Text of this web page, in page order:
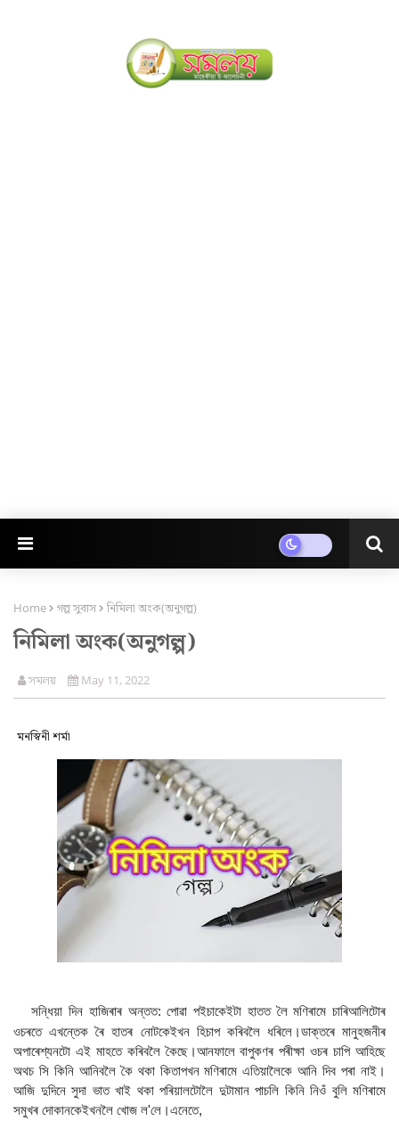
Home গল্প সুবাস নিমিলা অংক(অনুগল্প)
নিমিলা অংক(অনুগল্প)
সমলয় May 11, 2022
মনস্বিনী শৰ্মা
সন্ধিয়া দিন হাজিৰাৰ অন্তত: পোৱা পইচাকেইটা হাতত লৈ মণিৰামে চাৰিআলিটোৰ
ওচৰতে এখন্তেক ৰৈ হাতৰ নোটকেইখন হিচাপ কৰিবলৈ ধৰিলে।ডাক্তৰে মানুহজনীৰ
অপাৰেশ্যনটো এই মাহতে কৰিবলৈ কৈছে।আনফালে বাপুকণৰ পৰীক্ষা ওচৰ চাপি আহিছে
অথচ সি কিনি আনিবলৈ কৈ থকা কিতাপখন মণিৰামে এতিয়ালৈকে আনি দিব পৰা নাই।
আজি দুদিনে সুদা ভাত খাই থকা পৰিয়ালটোলৈ দুটামান পাচলি কিনি নিওঁ বুলি মণিৰামে
সমুখৰ দোকানকেইখনলৈ খোজ ল'লে।এনেতে,